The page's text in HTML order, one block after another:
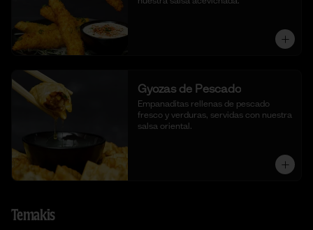
Gyozas de Pescado
Empanaditas rellenas de pescado
fresco y verduras, servidas con nuestra
salsa oriental.
Temakis